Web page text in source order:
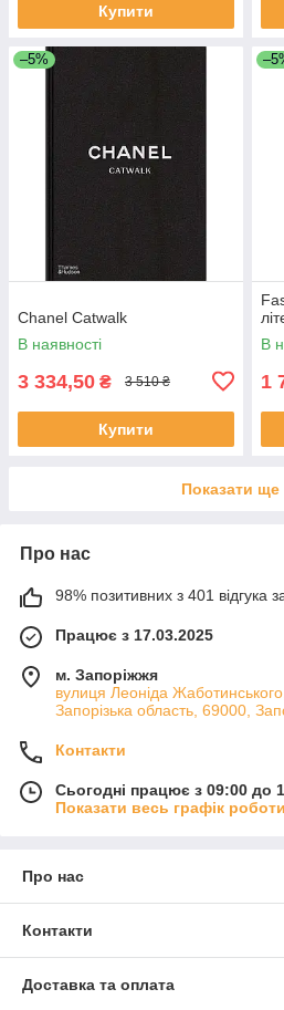
Купити
–5%
Chanel Catwalk
В наявності
3 334,50 ₴ 3 510 ₴
Купити
В
1
Показати ще
Про нас
98% позитивних з 401 відгука
Працює з 17.03.2025
м. Запоріжжя
вулиця Леоніда
Запорізька область, 69000,
Контакти
Сьогодні працює з 09:00 до
Показати весь графік роботи
Про нас
Контакти
Доставка та оплата